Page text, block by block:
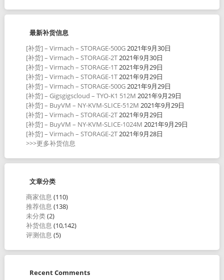
最新补货信息
[补货] – Virmach – STORAGE-500G2021年9月30日
[补货] – Virmach – STORAGE-2T2021年9月30日
[补货] – Virmach – STORAGE-1T2021年9月29日
[补货] – Virmach – STORAGE-1T2021年9月29日
[补货] – Virmach – STORAGE-500G2021年9月29日
[补货] – Gigsgigscloud – TYO-K1 512M 2021年9月29日
[补货] – BuyVM – NY-KVM-SLICE-512M 2021年9月29日
[补货] – Virmach – STORAGE-2T2021年9月29日
[补货] – BuyVM – NY-KVM-SLICE-1024M 2021年9月29日
[补货] – Virmach – STORAGE-2T2021年9月28日
>>>更多补货信息
文章分类
商家信息 (110)
推荐信息 (138)
未分类(2)
补货信息 (10,142)
评测信息 (5)
Recent Comments